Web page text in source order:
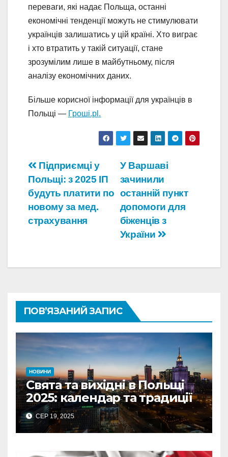
переваги, які надає Польща, останні
економічні тенденції можуть не стимулювати
українців залишатись у цій країні. Хто виграє
і хто втратить у такій ситуації, стане
зрозумілим лише в майбутньому, після
аналізу економічних даних.
Більше корисної інформації для українців в
Польщі — Гроші.pl.
Навігація
записів
У Варшаві
зачинили
останній пункт
допомоги для
біженців з
України
Підприємці у
Польщі: з 2025 ІП
будуть платити по
новому за мед.
страхування
ПОВ’ЯЗАНИЙ ЗАПИС
НОВИНИ
Свята та вихідні в Польщі
2025: календар та традиції
СЕР 19, 2025